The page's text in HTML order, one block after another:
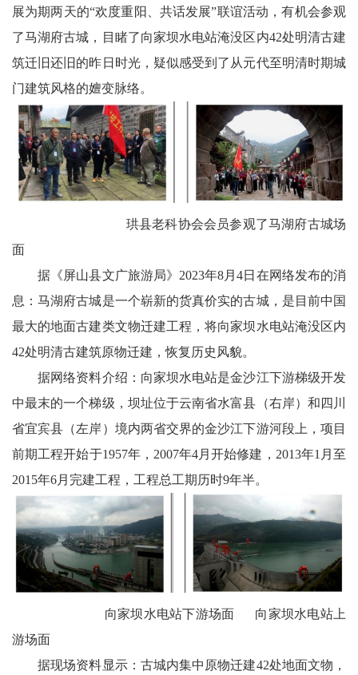
老
协
旅
游
今
日
宜
宾
播
银
龄
西
南
文
展为期两天的“欢度重阳、共话发展”联谊活动，有机会参观
了马湖府古城，目睹了向家坝水电站淹没区内42处明清古建
筑迁旧还旧的昨日时光，疑似感受到了从元代至明清时期城
门建筑风格的嬗变脉络。
珙县老科协会会员参观了马湖府古城场
面
据《屏山县文广旅游局》2023年8月4日在网络发布的消
息：马湖府古城是一个崭新的货真价实的古城，是目前中国
最大的地面古建类文物迁建工程，将向家坝水电站淹没区内
42处明清古建筑原物迁建，恢复历史风貌。
据网络资料介绍：向家坝水电站是金沙江下游梯级开发
中最末的一个梯级，坝址位于云南省水富县（右岸）和四川
省宜宾县（左岸）境内两省交界的金沙江下游河段上，项目
前期工程开始于1957年，2007年4月开始修建，2013年1月至
2015年6月完建工程，工程总工期历时9年半。
向家坝水电站下游场面 向家坝水电站上
游场面
据现场资料显示：古城内集中原物迁建42处地面文物，